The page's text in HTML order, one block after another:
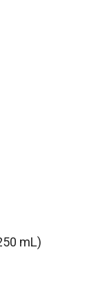
mL)